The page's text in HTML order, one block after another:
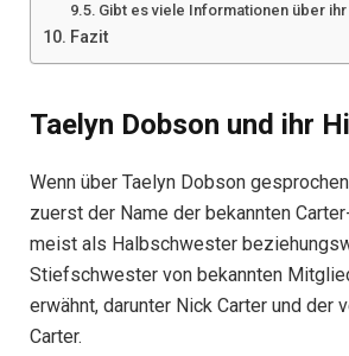
Gibt es viele Informationen über
Fazit
Taelyn Dobson und ihr
Wenn über Taelyn Dobson
zuerst der Name der bekannten
meist als Halbschwester
Stiefschwester von bekannten
erwähnt, darunter Nick Carter und der
Carter.